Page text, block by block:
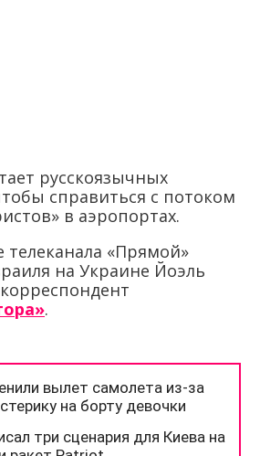
русскоязычных
справиться с потоком
в аэропортах.
«Прямой»
на Украине Йоэль
.